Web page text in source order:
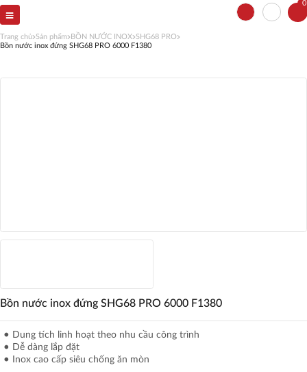
0
Trang chủ Sản phẩm BỒN NƯỚC INOX SHG68 PRO
Bồn nước inox đứng SHG68 PRO 6000 F1380
Bồn nước inox đứng SHG68 PRO 6000 F1380
Dung tích linh hoạt theo nhu cầu công trình
Dễ dàng lắp đặt
Inox cao cấp siêu chống ăn mòn